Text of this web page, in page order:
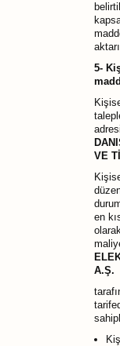
5-
VE
en
A.Ş.